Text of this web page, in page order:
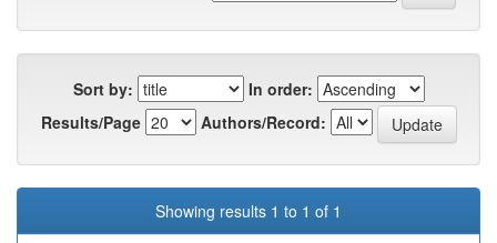
Sort by:
In order:
Results/Page
Authors/Record:
Showing results 1 to 1 of 1